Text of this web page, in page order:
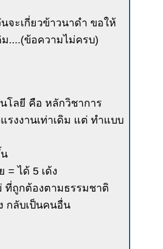
จะเกี่ยวข้าวนาดำ ขอให้
....(ข้อความไม่ครบ)
โลยี คือ หลักวิชาการ
รงงานเท่าเดิม แต่ ทำแบบ
= ได้ 5 เด้ง
ที่ถูกต้องตามธรรมชาติ
กลับเป็นคนอื่น